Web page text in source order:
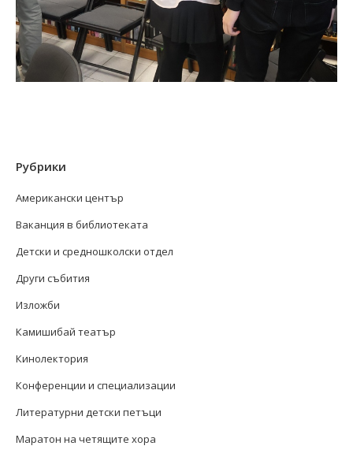
Рубрики
Американски център
Ваканция в библиотеката
Детски и средношколски отдел
Други събития
Изложби
Камишибай театър
Кинолектория
Конференции и специализации
Литературни детски петъци
Маратон на четящите хора